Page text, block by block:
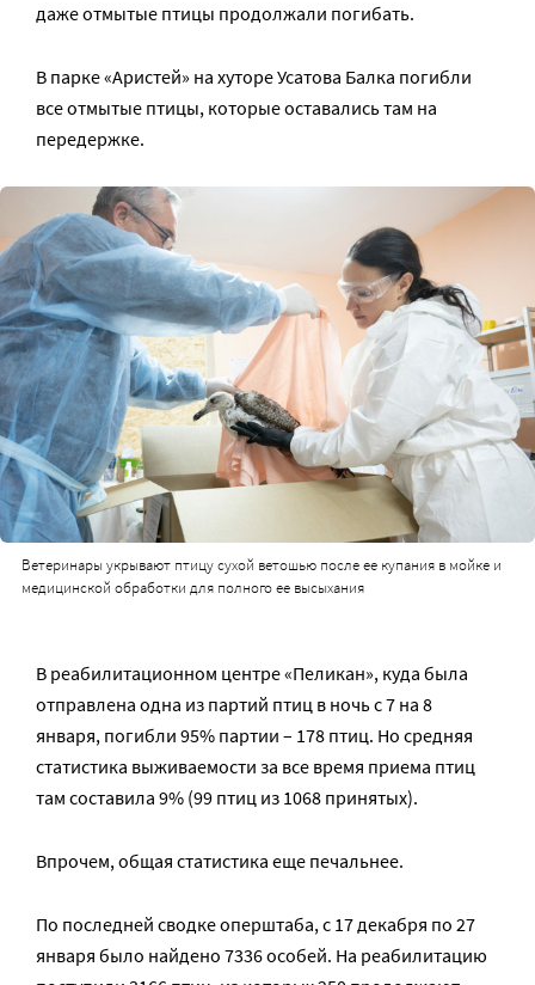
даже отмытые птицы продолжали погибать.
В парке «Аристей» на хуторе Усатова Балка погибли
все отмытые птицы, которые оставались там на
передержке.
Ветеринары укрывают птицу сухой ветошью после ее купания в мойке и
медицинской обработки для полного ее высыхания
В реабилитационном центре «Пеликан», куда была
отправлена одна из партий птиц в ночь с 7 на 8
января, погибли 95% партии – 178 птиц. Но средняя
статистика выживаемости за все время приема птиц
там составила 9% (99 птиц из 1068 принятых).
Впрочем, общая статистика еще печальнее.
По последней сводке оперштаба, с 17 декабря по 27
января было найдено 7336 особей. На реабилитацию